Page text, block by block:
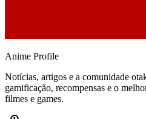
Anime Profile
Notícias, artigos e a comunidade
gamificação, recompensas e o
filmes e games.